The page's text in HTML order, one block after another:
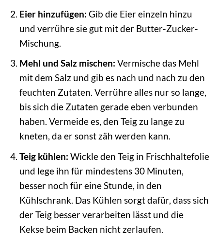
Eier hinzufügen: Gib die Eier einzeln hinzu
und verrühre sie gut mit der Butter-Zucker-
Mischung.
Mehl und Salz mischen: Vermische das Mehl
mit dem Salz und gib es nach und nach zu den
feuchten Zutaten. Verrühre alles nur so lange,
bis sich die Zutaten gerade eben verbunden
haben. Vermeide es, den Teig zu lange zu
kneten, da er sonst zäh werden kann.
Teig kühlen: Wickle den Teig in Frischhaltefolie
und lege ihn für mindestens 30 Minuten,
besser noch für eine Stunde, in den
Kühlschrank. Das Kühlen sorgt dafür, dass sich
der Teig besser verarbeiten lässt und die
Kekse beim Backen nicht zerlaufen.